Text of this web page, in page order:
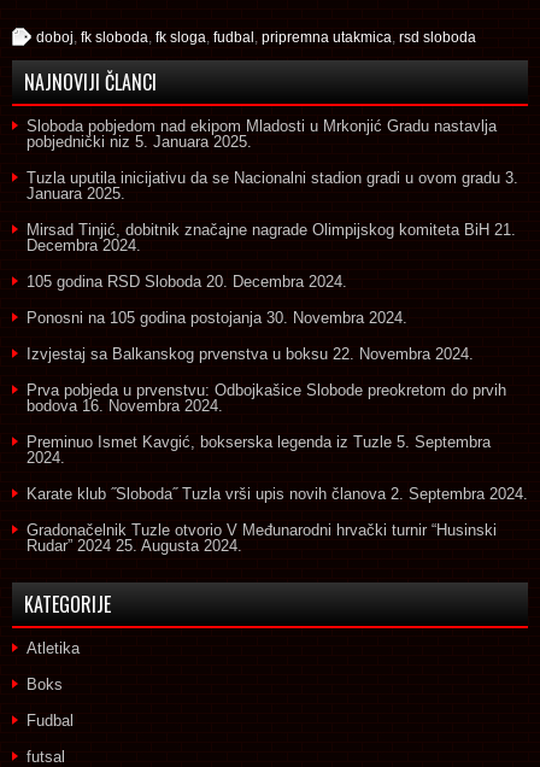
doboj fk sloboda fk sloga fudbal pripremna utakmica rsd sloboda
NAJNOVIJI ČLANCI
Sloboda pobjedom nad ekipom Mladosti u Mrkonjić Gradu nastavlja
pobjednički niz 5. Januara 2025.
Tuzla uputila inicijativu da se Nacionalni stadion gradi u ovom gradu 3.
Januara 2025.
Mirsad Tinjić, dobitnik značajne nagrade Olimpijskog komiteta BiH 21.
Decembra 2024.
105 godina RSD Sloboda 20. Decembra 2024.
Ponosni na 105 godina postojanja 30. Novembra 2024.
Izvjestaj sa Balkanskog prvenstva u boksu 22. Novembra 2024.
Prva pobjeda u prvenstvu: Odbojkašice Slobode preokretom do prvih
bodova 16. Novembra 2024.
Preminuo Ismet Kavgić, bokserska legenda iz Tuzle 5. Septembra
2024.
Karate klub ˝Sloboda˝ Tuzla vrši upis novih članova 2. Septembra 2024.
Gradonačelnik Tuzle otvorio V Međunarodni hrvački turnir “Husinski
Rudar” 2024 25. Augusta 2024.
KATEGORIJE
Atletika
Boks
Fudbal
futsal